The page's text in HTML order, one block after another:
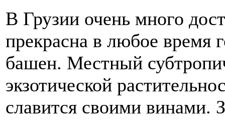
В Грузии очень много
прекрасна в любое время
башен. Местный
экзотической
славится своими винами.